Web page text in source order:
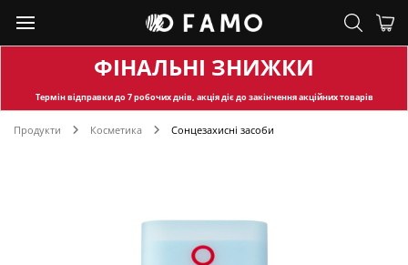
ФІНАЛЬНІ ЗНИЖКИ
Термін відправкидо 7 робочих днів, акція діє до закінчення акційних товарів
Продукти Косметика Сонцезахисні засоби